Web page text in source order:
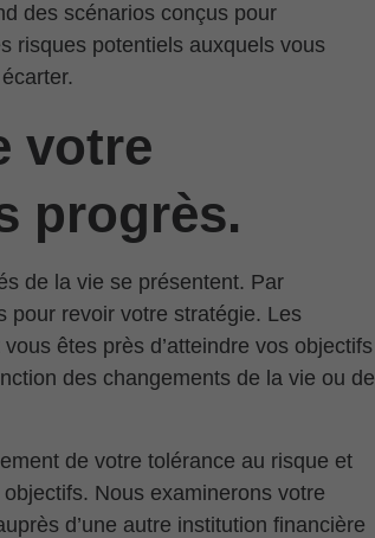
des scénarios conçus pour
risques potentiels auxquels vous
votre
progrès.
de la vie se présentent. Par
pour revoir votre stratégie. Les
êtes près d’atteindre vos objectifs
des changements de la vie ou de
de votre tolérance au risque et
Nous examinerons votre
d’une autre institution financière